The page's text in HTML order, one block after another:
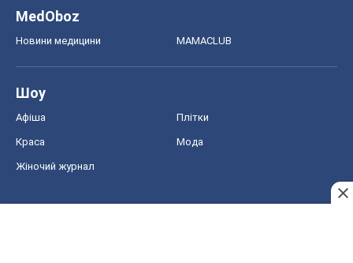
MedOboz
Новини медицини MAMACLUB
Шоу
Афіша Плітки
Краса Мода
Жіночий журнал